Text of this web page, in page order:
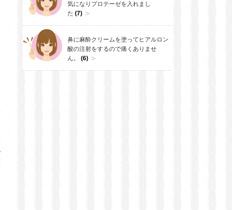
気になりプロテーゼを入れまし
た (7)
鼻に麻酔クリームを塗ってヒアルロン
酸の注射をするので痛くありませ
ん。 (6)